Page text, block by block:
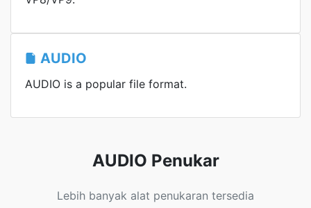
AUDIO
AUDIO is a popular file format.
AUDIO Penukar
Lebih banyak alat penukaran tersedia